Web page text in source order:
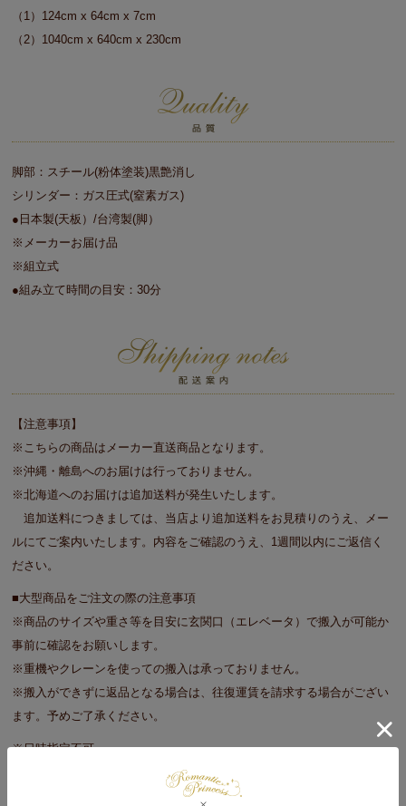
（1）124cm x 64cm x 7cm
（2）1040cm x 640cm x 230cm
脚部：スチール(粉体塗装)黒艶消し
シリンダー：ガス圧式(窒素ガス)
●日本製(天板）/台湾製(脚）
※メーカーお届け品
※組立式
●組み立て時間の目安：30分
【注意事項】
※こちらの商品はメーカー直送商品となります。
※沖縄・離島へのお届けは行っておりません。
※北海道へのお届けは追加送料が発生いたします。
追加送料につきましては、当店より追加送料をお見積りのうえ、メー
ルにてご案内いたします。内容をご確認のうえ、1週間以内にご返信く
ださい。
■大型商品をご注文の際の注意事項
※商品のサイズや重さ等を目安に玄関口（エレベータ）で搬入が可能か
事前に確認をお願いします。
※重機やクレーンを使っての搬入は承っておりません。
※搬入ができずに返品となる場合は、往復運賃を請求する場合がござい
ます。予めご了承ください。
※日時指定不可